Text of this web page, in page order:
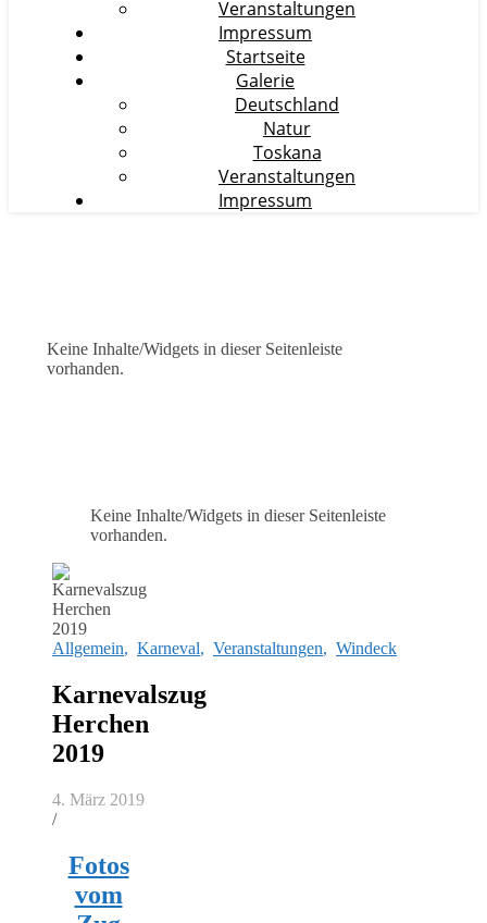
Veranstaltungen
Impressum
Startseite
Galerie
Deutschland
Natur
Toskana
Veranstaltungen
Impressum
Keine Inhalte/Widgets in dieser Seitenleiste
vorhanden.
Keine Inhalte/Widgets in dieser Seitenleiste
vorhanden.
Allgemein, Karneval, Veranstaltungen, Windeck
Karnevalszug
Herchen
2019
4. März 2019
/
Fotos
vom